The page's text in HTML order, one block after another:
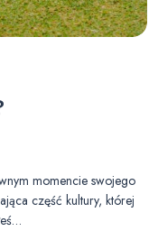
momencie swojego
część kultury, której